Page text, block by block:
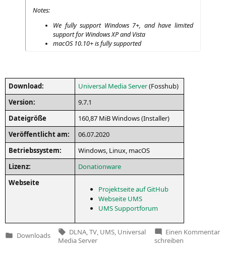
Notes:
We ful­ly sup­port Win­dows 7+, and have limi­t­ed
sup­port for Win­dowsXPand Vista
macOS 10.10+ is ful­ly supported
Down­load: Uni­ver­sal Media Ser­ver(Foss­hub)
Ver­si­on:
9.7.1
Datei­grö­ße
160,87 MiB Win­dows (Instal­ler)
Ver­öf­fent­licht am:
06.07.2020
Betriebs­sys­tem:
Win­dows, Linux, macOS
Lizenz:
Dona­ti­on­wa­re
Web­sei­te
Pro­jekt­sei­te auf GitHub
Web­sei­te UMS
UMSSup­port­fo­rum
Veröffentlicht
Downloads
Tags:
DLNA,TV, UMS, Universal
Media Server
Einen Kommentar
schreiben